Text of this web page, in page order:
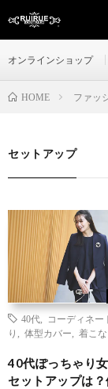
オンラインショップ
HOME ファッ
セットアップ
40代 コーディネー
り
体型カバー 着こな
40代ぽっちゃり
セットアップは